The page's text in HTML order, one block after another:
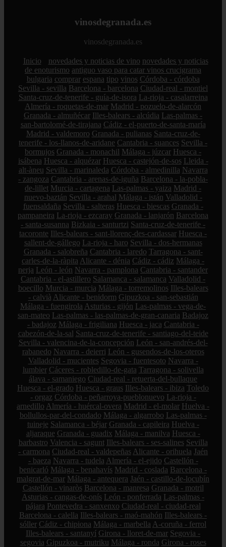
vinosdegranada.es
vinosdegranada.es
Inicio novedades y noticias de vino novedades y noticias
de enoturismo antiguo vaso para catar vinos crucigrama
bulgaria comprar espana tipo vinos Córdoba - córdoba
Sevilla - sevilla Barcelona - barcelona Ciudad-real - montiel
Santa-cruz-de-tenerife - guía-de-isora La-rioja - casalarreina
Almería - roquetas-de-mar Madrid - pozuelo-de-alarcón
Granada - almuñécar Illes-balears - alcúdia Las-palmas -
san-bartolomé-de-tirajana Cádiz - el-puerto-de-santa-maría
Madrid - valdemoro Granada - pulianas Santa-cruz-de-
tenerife - los-llanos-de-aridane Cantabria - suances Sevilla -
bormujos Granada - monachil Málaga - júzcar Huesca -
isábena Huesca - alquézar Huesca - castejón-de-sos Lleida -
alt-àneu Sevilla - marinaleda Córdoba - almedinilla Navarra
- zangoza Cantabria - arenas-de-iguña Barcelona - la-pobla-
de-lillet Murcia - cartagena Las-palmas - yaiza Madrid -
nuevo-baztán Sevilla - arahal Málaga - istán Valladolid -
fuensaldaña Sevilla - salteras Huesca - biescas Granada -
pampaneira La-rioja - ezcaray Granada - lanjarón Barcelona
- santa-susanna Bizkaia - santurtzi Santa-cruz-de-tenerife -
tacoronte Illes-balears - sant-llorenç-des-cardassar Huesca -
sallent-de-gállego La-rioja - haro Sevilla - dos-hermanas
Granada - salobreña Cantabria - laredo Tarragona - sant-
carles-de-la-ràpita Alicante - dénia Cádiz - cádiz Málaga -
nerja León - león Navarra - pamplona Cantabria - santander
Cantabria - el-astillero Salamanca - salamanca Valladolid -
boecillo Murcia - murcia Málaga - torremolinos Illes-balears
- calvià Alicante - benidorm Gipuzkoa - san-sebastián
Málaga - fuengirola Asturias - gijón Las-palmas - vega-de-
san-mateo Las-palmas - las-palmas-de-gran-canaria Badajoz
- badajoz Málaga - frigiliana Huesca - jaca Cantabria -
cabezón-de-la-sal Santa-cruz-de-tenerife - santiago-del-teide
Sevilla - valencina-de-la-concepción León - san-andrés-del-
rabanedo Navarra - deierri León - gusendos-de-los-oteros
Valladolid - mucientes Segovia - fuentesoto Navarra -
lumbier Cáceres - robledillo-de-gata Tarragona - solivella
álava - samaniego Ciudad-real - retuerta-del-bullaque
Huesca - el-grado Huesca - graus Illes-balears - ibiza Toledo
- orgaz Córdoba - peñarroya-pueblonuevo La-rioja -
arnedillo Almería - huércal-overa Madrid - el-molar Huelva -
bollullos-par-del-condado Málaga - algarrobo Las-palmas -
tuineje Salamanca - béjar Granada - capileira Huelva -
aljaraque Granada - guadix Málaga - manilva Huesca -
barbastro Valencia - sagunt Illes-balears - ses-salines Sevilla
- carmona Ciudad-real - valdepeñas Alicante - orihuela Jaén
- baeza Navarra - tudela Almería - el-ejido Castellón -
benicarló Málaga - benahavís Madrid - coslada Barcelona -
malgrat-de-mar Málaga - antequera Jaén - castillo-de-locubín
Castellón - vinaròs Barcelona - manresa Granada - motril
Asturias - cangas-de-onís León - ponferrada Las-palmas -
pájara Pontevedra - sanxenxo Ciudad-real - ciudad-real
Barcelona - calella Illes-balears - maó-mahón Illes-balears -
sóller Cádiz - chipiona Málaga - marbella A-coruña - ferrol
Illes-balears - santanyí Girona - lloret-de-mar Segovia -
segovia Gipuzkoa - mutriku Málaga - ronda Girona - roses